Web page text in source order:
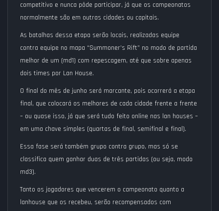
competitivo e nunca pôde participar, já que os campeonatos
normalmente são em outras cidades ou capitais.
As batalhas dessa etapa serão locais, realizadas equipe
contra equipe no mapa “Summoner’s Rift” no modo de partida
melhor de um (md1) com repescagem, até que sobre apenas
dois times por Lan House.
O final do mês de junho será marcante, pois ocorrerá a etapa
final, que colocará os melhores de cada cidade frente a frente
– ou quase isso, já que será tudo feito online nas lan houses –
em uma chave simples (quartas de final, semifinal e final).
Essa fase será também grupo contra grupo, mas só se
classifica quem ganhar duas de três partidas (ou seja, modo
md3).
Tanto os jogadores que vencerem o campeonato quanto a
lanhouse que os recebeu, serão recompensados com